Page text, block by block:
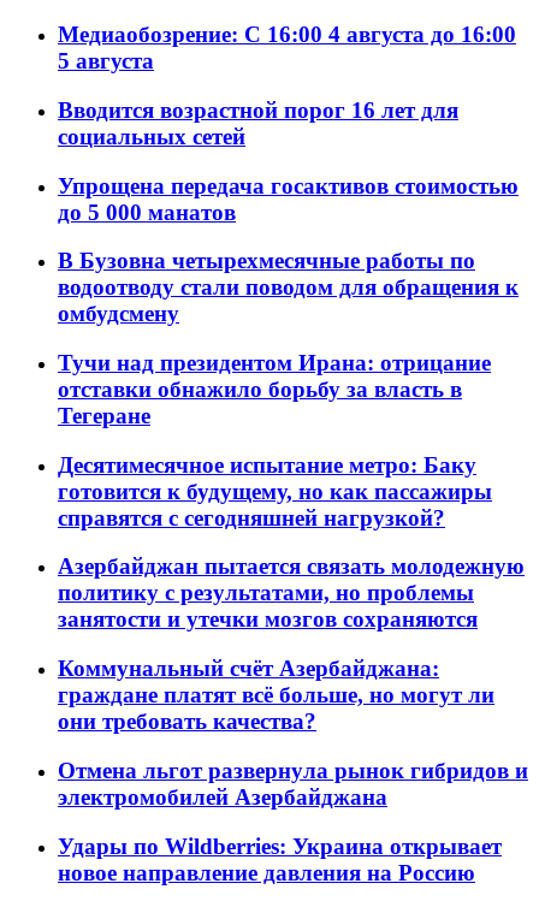
Медиаобозрение: С 16:00 4 августа до 16:00
5 августа
Вводится возрастной порог 16 лет для
социальных сетей
Упрощена передача госактивов стоимостью
до 5 000 манатов
В Бузовна четырехмесячные работы по
водоотводу стали поводом для обращения к
омбудсмену
Тучи над президентом Ирана: отрицание
отставки обнажило борьбу за власть в
Тегеране
Десятимесячное испытание метро: Баку
готовится к будущему, но как пассажиры
справятся с сегодняшней нагрузкой?
Азербайджан пытается связать молодежную
политику с результатами, но проблемы
занятости и утечки мозгов сохраняются
Коммунальный счёт Азербайджана:
граждане платят всё больше, но могут ли
они требовать качества?
Отмена льгот развернула рынок гибридов и
электромобилей Азербайджана
Удары по Wildberries: Украина открывает
новое направление давления на Россию